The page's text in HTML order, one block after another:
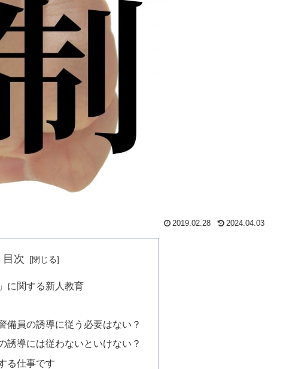
2019.02.28 2024.04.03
目次
に関する新人教育
備員の誘導に従う必要はない？
誘導には従わないといけない？
る仕事です